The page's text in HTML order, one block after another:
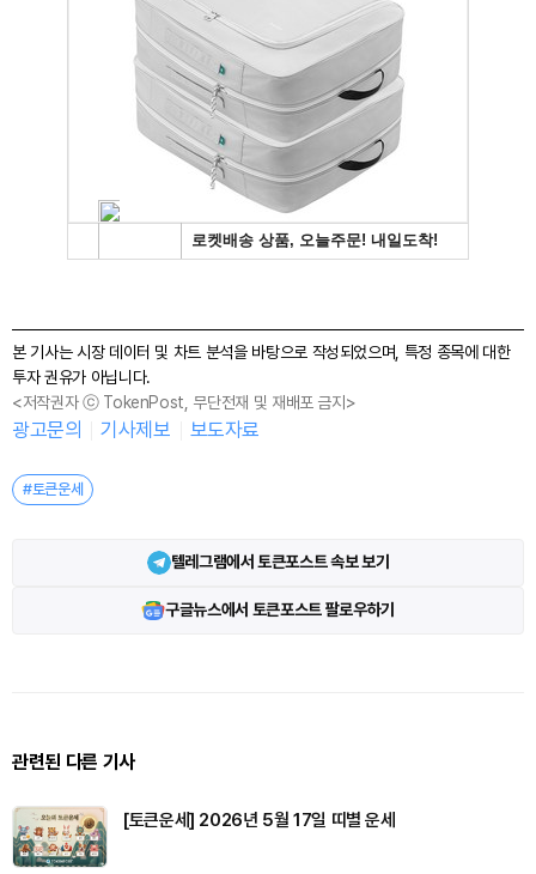
본 기사는 시장 데이터 및 차트 분석을 바탕으로 작성되었으며, 특정 종목에 대한
투자 권유가 아닙니다.
<저작권자 ⓒ TokenPost, 무단전재 및 재배포 금지>
광고문의 기사제보 보도자료
#토큰운세
텔레그램에서 토큰포스트 속보 보기
구글뉴스에서 토큰포스트 팔로우하기
관련된 다른 기사
[토큰운세] 2026년 5월 17일 띠별 운세